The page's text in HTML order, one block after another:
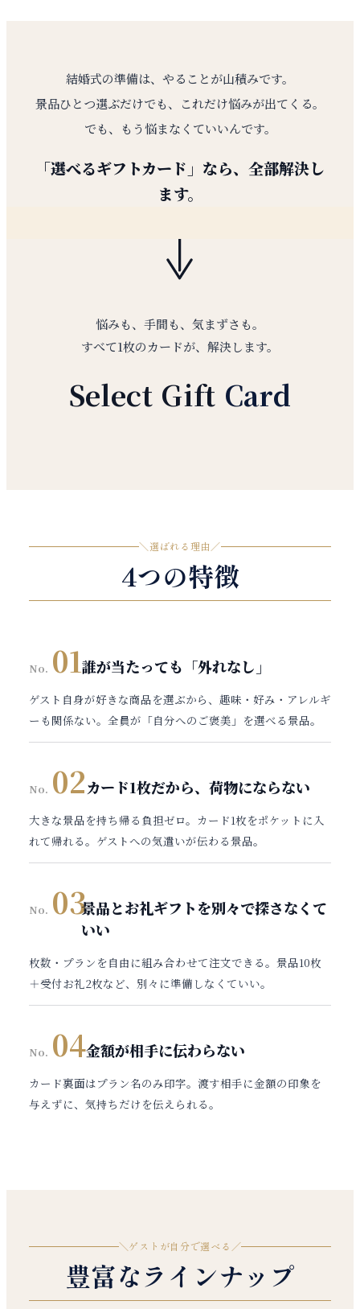
結婚式の準備は、やることが山積みです。
景品ひとつ選ぶだけでも、これだけ悩みが出てくる。
でも、もう悩まなくていいんです。
「選べるギフトカード」なら、全部解決し
ます。
悩みも、手間も、気まずさも。
すべて1枚のカードが、解決します。
Select Gift Card
＼選ばれる理由／
4つの特徴
No. 01誰が当たっても 「外れなし」
ゲスト自身が好きな商品を選ぶから、趣味・好み・アレルギ
ーも関係ない。全員が「自分へのご褒美」を選べる景品。
No. 02カード1枚だから、 荷物にならない
大きな景品を持ち帰る負担ゼロ。カード1枚をポケットに入
れて帰れる。ゲストへの気遣いが伝わる景品。
No. 03景品とお礼ギフトを別々で探さなくて
いい
枚数・プランを自由に組み合わせて注文できる。景品10枚
＋受付お礼2枚など、別々に準備しなくていい。
No. 04金額が相手に伝わらない
カード裏面はプラン名のみ印字。渡す相手に金額の印象を
与えずに、気持ちだけを伝えられる。
＼ゲストが自分で選べる ／
豊富なラインナップ